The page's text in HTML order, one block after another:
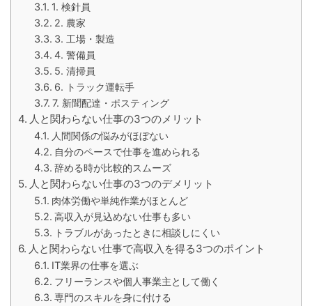
1. 検針員
2. 農家
3. 工場・製造
4. 警備員
5. 清掃員
6. トラック運転手
7. 新聞配達・ポスティング
人と関わらない仕事の3つのメリット
人間関係の悩みがほぼない
自分のペースで仕事を進められる
辞める時が比較的スムーズ
人と関わらない仕事の3つのデメリット
肉体労働や単純作業がほとんど
高収入が見込めない仕事も多い
トラブルがあったときに相談しにくい
人と関わらない仕事で高収入を得る3つのポイント
IT業界の仕事を選ぶ
フリーランスや個人事業主として働く
専門のスキルを身に付ける